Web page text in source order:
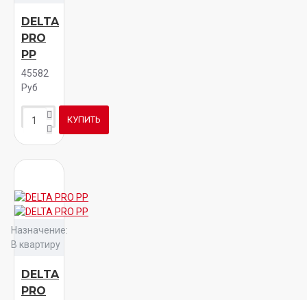
DELTA
PRO
PP
45582
Руб
КУПИТЬ
Назначение:
В квартиру
DELTA
PRO